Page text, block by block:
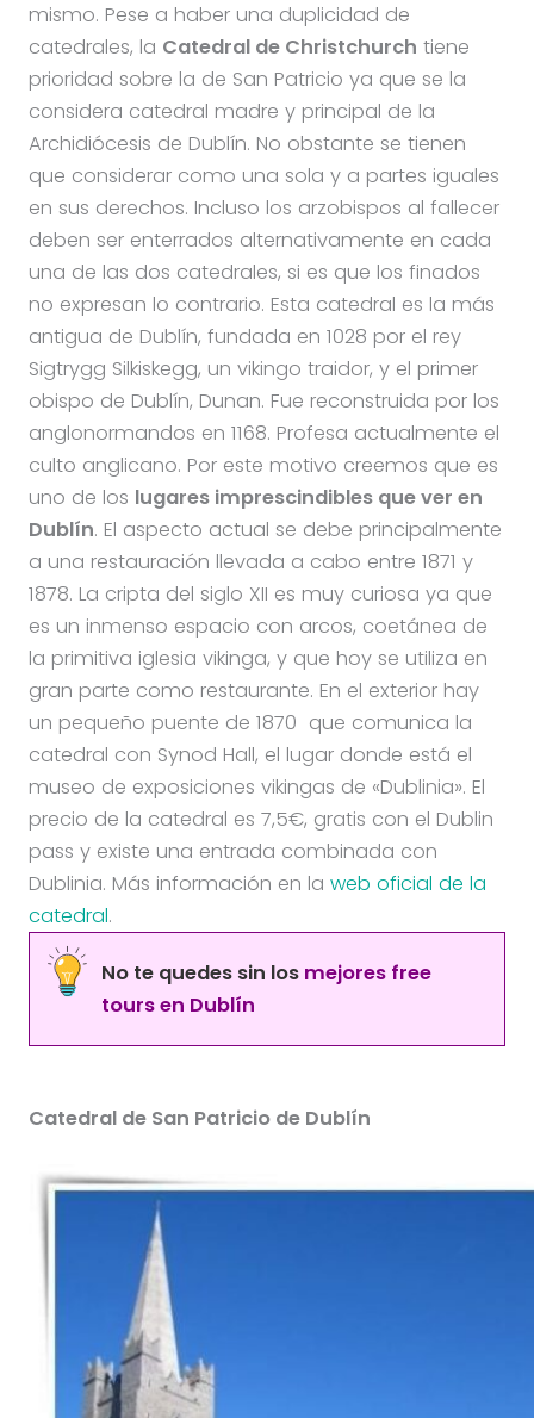
mismo. Pese a haber una duplicidad de
catedrales, la Catedral de Christchurch tiene
prioridad sobre la de San Patricio ya que se la
considera catedral madre y principal de la
Archidiócesis de Dublín. No obstante se tienen
que considerar como una sola y a partes iguales
en sus derechos. Incluso los arzobispos al fallecer
deben ser enterrados alternativamente en cada
una de las dos catedrales, si es que los finados
no expresan lo contrario. Esta catedral es la más
antigua de Dublín, fundada en 1028 por el rey
Sigtrygg Silkiskegg, un vikingo traidor, y el primer
obispo de Dublín, Dunan. Fue reconstruida por los
anglonormandos en 1168. Profesa actualmente el
culto anglicano. Por este motivo creemos que es
uno de los lugares imprescindibles que ver en
Dublín. El aspecto actual se debe principalmente
a una restauración llevada a cabo entre 1871 y
1878. La cripta del siglo XII es muy curiosa ya que
es un inmenso espacio con arcos, coetánea de
la primitiva iglesia vikinga, y que hoy se utiliza en
gran parte como restaurante. En el exterior hay
un pequeño puente de 1870 que comunica la
catedral con Synod Hall, el lugar donde está el
museo de exposiciones vikingas de «Dublinia». El
precio de la catedral es 7,5€, gratis con el Dublin
pass y existe una entrada combinada con
Dublinia. Más información en la web oficial de la
catedral.
No te quedes sin los mejores free
tours en Dublín
Catedral de San Patricio de Dublín